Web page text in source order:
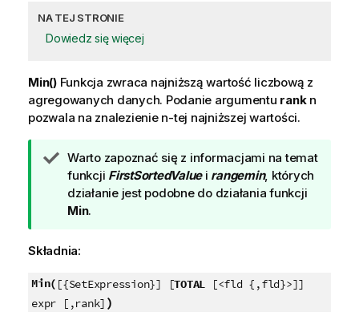
NA TEJ STRONIE
Dowiedz się więcej
Min() Funkcja zwraca najniższą wartość liczbową z
agregowanych danych. Podanie argumentu rank n
pozwala na znalezienie n-tej najniższej wartości.
W
s
k
a
ó
k
a
Warto zapoznać się z informacjami na temat
funkcji FirstSortedValuei rangemin, których
działanie jest podobne do działania funkcji
Min.
Składnia:
Min( [{SetExpression}] [TOTAL [<fld {,fld}>]]
expr [,rank] )